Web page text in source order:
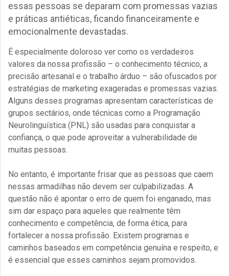
essas pessoas se deparam com promessas vazias
e práticas antiéticas, ficando financeiramente e
emocionalmente devastadas.
É especialmente doloroso ver como os verdadeiros
valores da nossa profissão – o conhecimento técnico, a
precisão artesanal e o trabalho árduo – são ofuscados por
estratégias de marketing exageradas e promessas vazias.
Alguns desses programas apresentam características de
grupos sectários, onde técnicas como a Programação
Neurolinguística (PNL) são usadas para conquistar a
confiança, o que pode aproveitar a vulnerabilidade de
muitas pessoas.
No entanto, é importante frisar que as pessoas que caem
nessas armadilhas não devem ser culpabilizadas. A
questão não é apontar o erro de quem foi enganado, mas
sim dar espaço para aqueles que realmente têm
conhecimento e competência, de forma ética, para
fortalecer a nossa profissão. Existem programas e
caminhos baseados em competência genuína e respeito, e
é essencial que esses caminhos sejam promovidos.